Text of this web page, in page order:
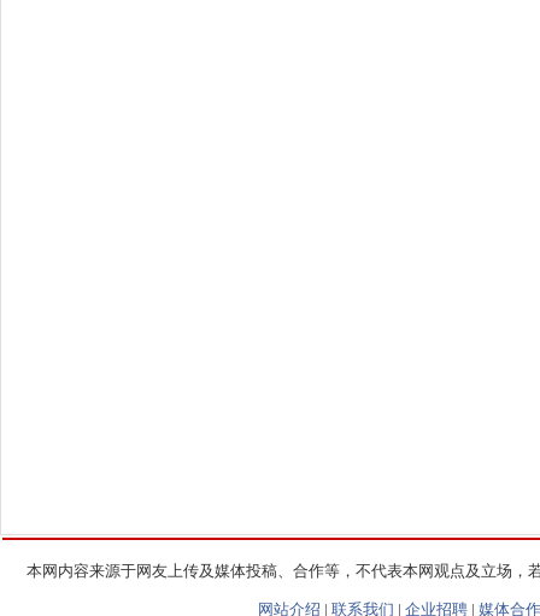
本网内容来源于网友上传及媒体投稿、合作等，不代表本网观点及立场
网站介绍 | 联系我们 | 企业招聘 | 媒体合作